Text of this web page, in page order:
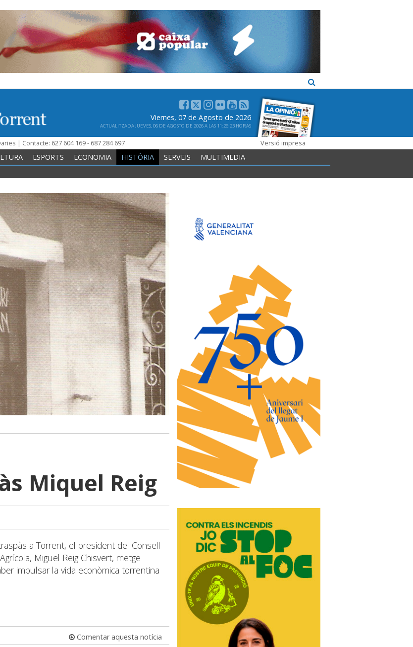
Viernes, 07 de Agosto de 2026
ACTUALITZADA JUEVES, 06 DE AGOSTO DE 2026 A LAS 11:26:23 HORAS
| Contacte: 627 604 169 - 687 284 697 Versió impresa
ESPORTS ECONOMIA HISTÒRIA SERVEIS MULTIMEDIA
Miquel Reig
a Torrent, el president del Consell
Miguel Reig Chisvert, metge
impulsar la vida econòmica torrentina
Comentar aquesta notícia